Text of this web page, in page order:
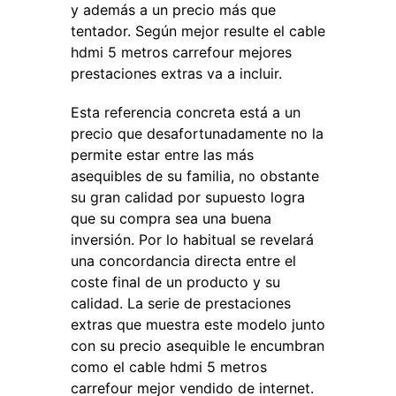
y además a un precio más que
tentador. Según mejor resulte el cable
hdmi 5 metros carrefour mejores
prestaciones extras va a incluir.
Esta referencia concreta está a un
precio que desafortunadamente no la
permite estar entre las más
asequibles de su familia, no obstante
su gran calidad por supuesto logra
que su compra sea una buena
inversión. Por lo habitual se revelará
una concordancia directa entre el
coste final de un producto y su
calidad. La serie de prestaciones
extras que muestra este modelo junto
con su precio asequible le encumbran
como el cable hdmi 5 metros
carrefour mejor vendido de internet.